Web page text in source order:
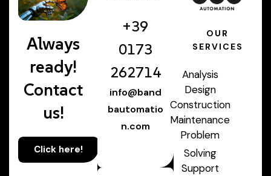
Always
ready!
Contact
us!
Click here!
+39
0173
262714
info@band
bautomatio
n.com
OUR
SERVICES
Analysis
Design
Construction
Maintenance
Problem
Solving
Support